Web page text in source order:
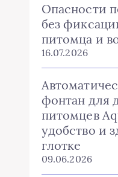
Опасности
без
питомца и
16.07.2026
фонтан для
питомцев
удобство и
глотке
09.06.2026